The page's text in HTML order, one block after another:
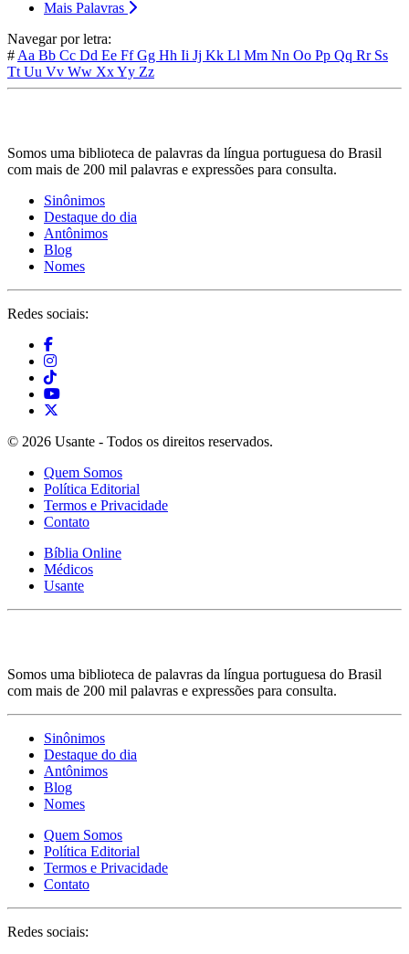
Mais Palavras
Navegar por letra:
# Aa Bb Cc Dd Ee FfGg Hh Ii Jj Kk Ll Mm Nn Oo Pp Qq Rr Ss
Tt Uu Vv Ww XxYy Zz
Somos uma biblioteca de palavras da língua portuguesa do Brasil
com mais de 200 mil palavras e expressões para consulta.
Sinônimos
Destaque do dia
Antônimos
Blog
Nomes
Redes sociais:
© 2026 Usante - Todos os direitos reservados.
Quem Somos
Política Editorial
Termos e Privacidade
Contato
Bíblia Online
Médicos
Usante
Somos uma biblioteca de palavras da língua portuguesa do Brasil
com mais de 200 mil palavras e expressões para consulta.
Sinônimos
Destaque do dia
Antônimos
Blog
Nomes
Quem Somos
Política Editorial
Termos e Privacidade
Contato
Redes sociais: